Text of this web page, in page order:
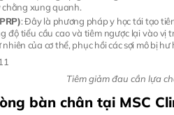
chằng xung quanh.
: Đây là phương pháp y học tái tạo
độ tiểu cầu cao và tiêm ngược lại vào
của cơ thể, phục hồi các sợi mô bị hư
Tiêm giảm đau cần lựa
bàn chân tại MSC